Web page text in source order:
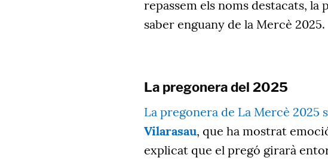
repassem els noms destacats,
saber enguany de la Mercè 2025.
La pregonera del 2025
La pregonera de La Mercè 2025
Vilarasau, que ha mostrat
explicat que el pregó girarà